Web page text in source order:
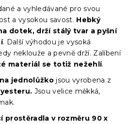
a vyhledávané pro svou
a vysokou savost. Hebký
dotek, drží stálý tvar a pyšní
. Další výhodou je vysoká
neklouže a pevně drží. Zalíbení
materiál se totiž nežehlí.
na jednolůžkojsou vyrobena z
Jsou velice měkká,
prostěradla v rozměru 90 x